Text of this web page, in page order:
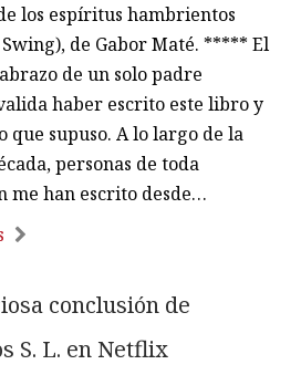
los espíritus hambrientos
de Gabor Maté. ***** El
de un solo padre
haber escrito este libro y
que supuso. A lo largo de la
personas de toda
me han escrito desde…
conclusión de
S. L. en Netflix